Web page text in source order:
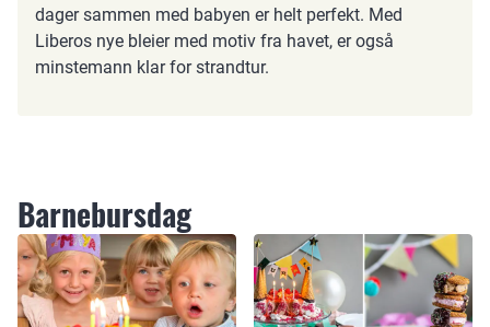
dager sammen med babyen er helt perfekt. Med
Liberos nye bleier med motiv fra havet, er også
minstemann klar for strandtur.
Barnebursdag